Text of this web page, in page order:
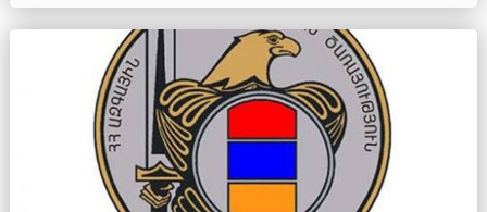
начало в Советский период, когда в СССР сформировалась
и действовала одна из сильнейших силовых структур в
мире – КГБ. Многие принципы и опыт работы Комитета
Государственной Безопасности СССР были взяты за основу
при построении системы ...